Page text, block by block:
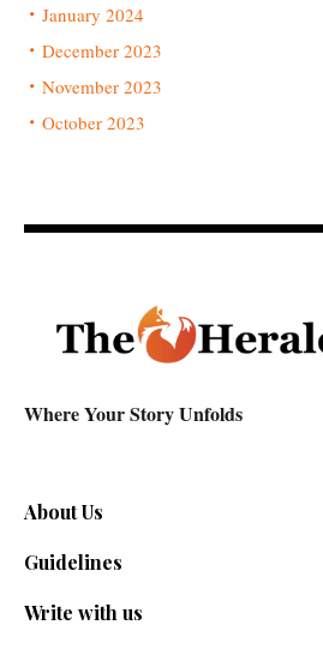
January 2024
December 2023
November 2023
October 2023
Where Your Story Unfolds
About Us
Guidelines
Write with us